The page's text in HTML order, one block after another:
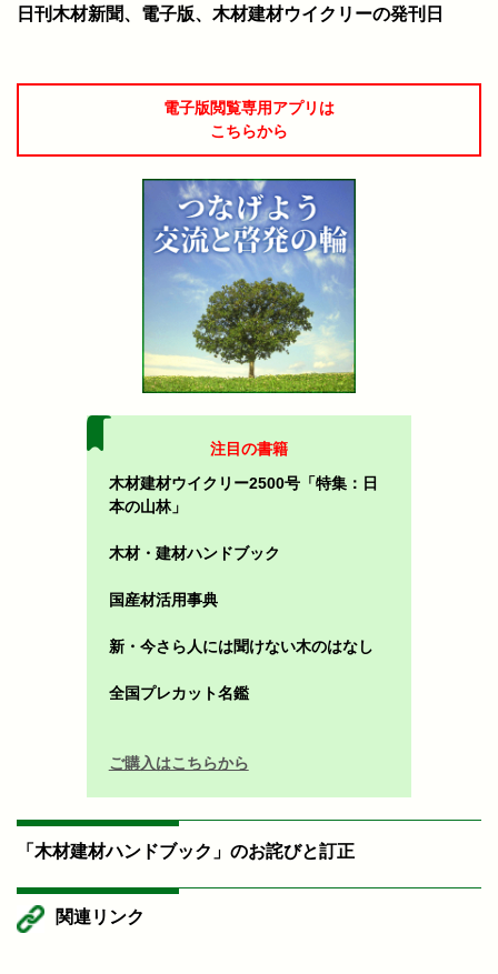
日刊木材新聞、電子版、木材建材ウイクリーの発刊日
電子版閲覧専用アプリは
こちらから
注目の書籍
木材建材ウイクリー2500号「特集：日
本の山林」
木材・建材ハンドブック
国産材活用事典
新・今さら人には聞けない木のはなし
全国プレカット名鑑
ご購入はこちらから
「木材建材ハンドブック」のお詫びと訂正
関連リンク